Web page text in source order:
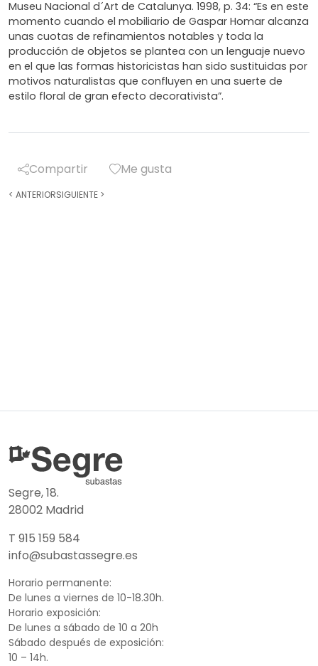
Museu Nacional d´Art de Catalunya. 1998, p. 34: “Es en este
momento cuando el mobiliario de Gaspar Homar alcanza
unas cuotas de refinamientos notables y toda la
producción de objetos se plantea con un lenguaje nuevo
en el que las formas historicistas han sido sustituidas por
motivos naturalistas que confluyen en una suerte de
estilo floral de gran efecto decorativista”.
Compartir Me gusta
< ANTERIORSIGUIENTE >
Segre, 18.
28002 Madrid
T 915 159 584
info@subastassegre.es
Horario permanente:
De lunes a viernes de 10-18.30h.
Horario exposición:
De lunes a sábado de 10 a 20h
Sábado después de exposición:
10 – 14h.